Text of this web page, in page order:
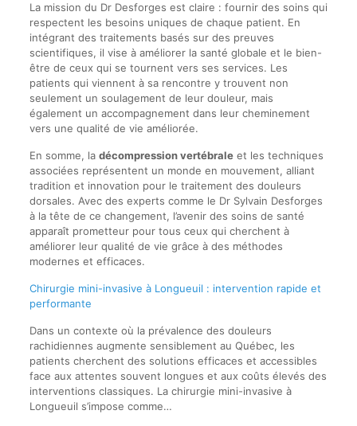
La mission du Dr Desforges est claire : fournir des soins qui
respectent les besoins uniques de chaque patient. En
intégrant des traitements basés sur des preuves
scientifiques, il vise à améliorer la santé globale et le bien-
être de ceux qui se tournent vers ses services. Les
patients qui viennent à sa rencontre y trouvent non
seulement un soulagement de leur douleur, mais
également un accompagnement dans leur cheminement
vers une qualité de vie améliorée.
En somme, la décompression vertébraleet les techniques
associées représentent un monde en mouvement, alliant
tradition et innovation pour le traitement des douleurs
dorsales. Avec des experts comme le Dr Sylvain Desforges
à la tête de ce changement, l’avenir des soins de santé
apparaît prometteur pour tous ceux qui cherchent à
améliorer leur qualité de vie grâce à des méthodes
modernes et efficaces.
Chirurgie mini-invasive à Longueuil : intervention rapide et
performante
Dans un contexte où la prévalence des douleurs
rachidiennes augmente sensiblement au Québec, les
patients cherchent des solutions efficaces et accessibles
face aux attentes souvent longues et aux coûts élevés des
interventions classiques. La chirurgie mini-invasive à
Longueuil s’impose comme…